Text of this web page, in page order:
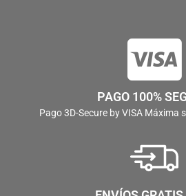
PAGO 100%
Pago 3D-Secure by VISA Máxima